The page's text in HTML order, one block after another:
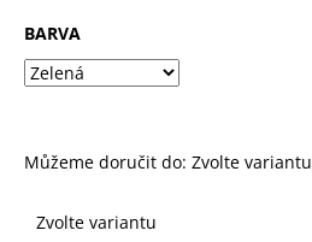
BARVA
Můžeme doručit do: Zvolte variantu
Zvolte variantu
D
o
r